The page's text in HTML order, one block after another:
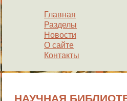
Главная
Разделы
Новости
О сайте
Контакты
НАУЧНАЯ